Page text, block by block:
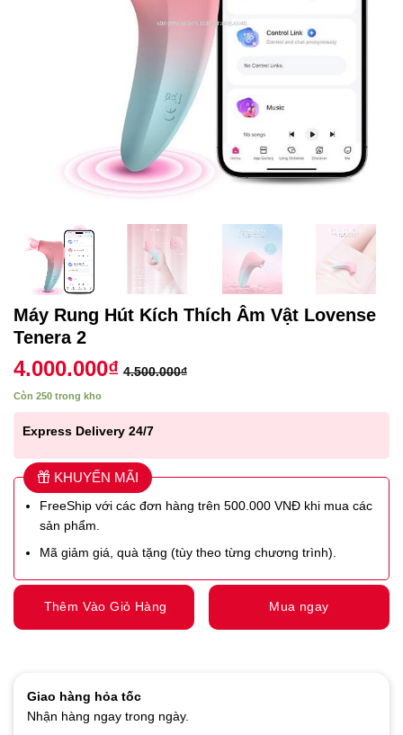
Máy Rung Hút Kích Thích Âm Vật Lovense
Tenera 2
4.000.000₫ 4.500.000₫
Còn 250 trong kho
Express Delivery 24/7
KHUYẾN MÃI
FreeShip với các đơn hàng trên 500.000 VNĐ khi mua các
sản phẩm.
Mã giảm giá, quà tặng (tùy theo từng chương trình).
Thêm Vào Giỏ Hàng Mua ngay
Giao hàng hỏa tốc
Nhận hàng ngay trong ngày.